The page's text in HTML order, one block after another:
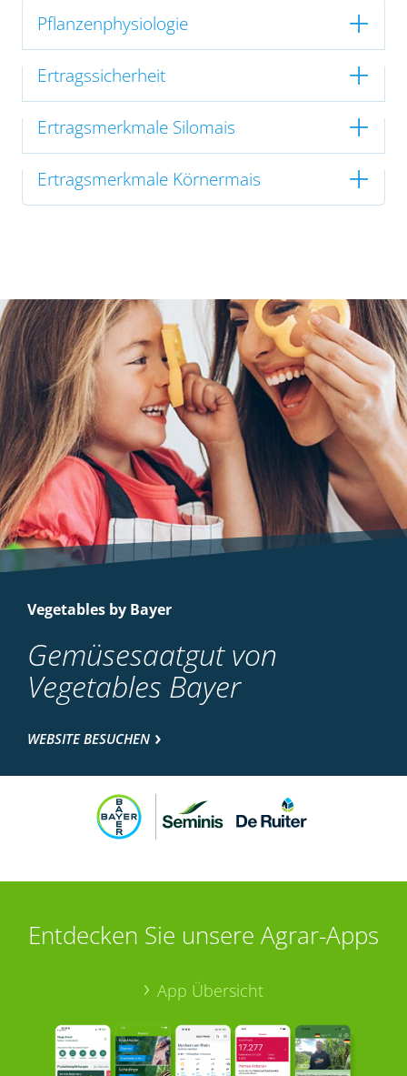
Pflanzenphysiologie
Ertragssicherheit
Ertragsmerkmale Silomais
Ertragsmerkmale Körnermais
Vegetables by Bayer
Gemüsesaatgut von
Vegetables Bayer
WEBSITE BESUCHEN
Entdecken Sie unsere Agrar-Apps
App Übersicht